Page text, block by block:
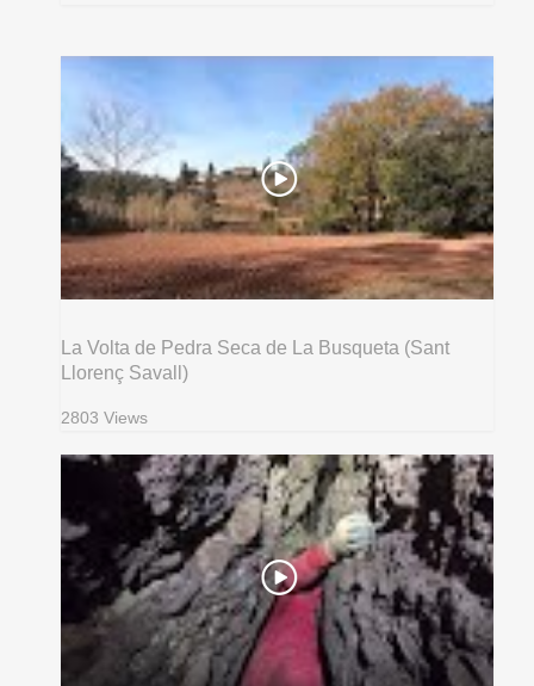
La Volta de Pedra Seca de La Busqueta (Sant
Llorenç Savall)
2803 Views